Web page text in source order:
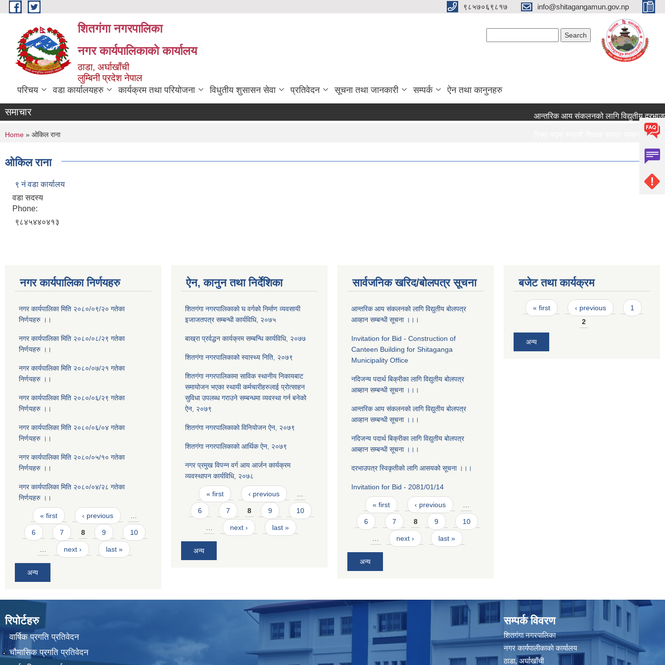
Skip to main content ९८५७०६९८१७ info@shitagangamun.gov.np
शितगंगा नगरपालिका
नगर कार्यपालिकाकाे कार्यालय
ठाडा, अर्घाखाँची
लुम्बिनी प्रदेश नेपाल
परिचय वडा कार्यालयहरु कार्यक्रम तथा परियोजना विधुतीय शुसासन सेवा प्रतिवेदन सूचना तथा जानकारी सम्पर्क ऐन तथा कानुनहरु
समाचार आन्तरिक आय संकलनको लागि विद्युतीय
रिक्त पदमा स्थायी शिक्षक सरुवा सम्बन्धमा ।।।
रिक्त पदमा स्थायी शिक्षक सरुवा सम्बन्धमा ।।।
You are here
Home » ओकिल राना
ओकिल राना
९ नं वडा कार्यालय
वडा सदस्य
Phone:
९८४५४४०४१३
नगर कार्यपालिका निर्णयहरु
नगर कार्यपालिका मिति २०८०/०९/२० गतेका
निर्णयहरु ।।
नगर कार्यपालिका मिति २०८०/०८/२९ गतेका
निर्णयहरु ।।
नगर कार्यपालिका मिति २०८०/०७/२१ गतेका
निर्णयहरु ।।
नगर कार्यपालिका मिति २०८०/०६/२९ गतेका
निर्णयहरु ।।
नगर कार्यपालिका मिति २०८०/०६/०४ गतेका
निर्णयहरु ।।
नगर कार्यपालिका मिति २०८०/०५/१० गतेका
निर्णयहरु ।।
नगर कार्यपालिका मिति २०८०/०४/२८ गतेका
निर्णयहरु ।।
Pages
« first ‹ previous
6 7 8 9 10
next › last »
अन्य
ऐन, कानुन तथा निर्देशिका
शितगंगा नगरपालिकाकाे घ वर्गकाे निर्माण व्यवसायी
इजाजतपत्र सम्बन्धी कार्यविधि, २०७५
बाख्रा प्रर्वद्धन कार्यक्रम सम्बन्धि कार्यविधि, २०७७
शितगंगा नगरपालिकाको स्वास्थ्य निति, २०७९
शितगंगा नगरपालिकामा साविक स्थानीय निकायबाट
समायोजन भएका स्थायी कर्मचारीहरुलाई प्रोत्साहन
सुविधा उपलब्ध गराउने सम्बन्धमा व्यवस्था गर्न बनेको
ऐन, २०७९
शितगंगा नगरपालिकाकाे विनियोजन ऐन, २०७९
शितगंगा नगरपालिकाकाे आर्थिक ऐन, २०७९
नगर प्रमुख विपन्न वर्ग आय आर्जन कार्यक्रम
व्यवस्थापन कार्यविधि, २०७८
Pages
« first ‹ previous
6 7 8 9 10
next › last »
अन्य
सार्वजनिक खरिद/बोलपत्र सूचना
आन्तरिक आय संकलनको लागि विद्युतीय बोलपत्र
आव्हान सम्बन्धी सूचना ।।।
Invitation for Bid - Construction of
Canteen Building for Shitaganga
Municipality Office
नदिजन्य पदार्थ बिक्रीका लागि विद्युतीय बोलपत्र
आब्हान सम्बन्धी सूचना ।।।
आन्तरिक आय संकलनको लागि विद्युतीय बोलपत्र
आव्हान सम्बन्धी सूचना ।।।
नदिजन्य पदार्थ बिक्रीका लागि विद्युतीय बोलपत्र
आब्हान सम्बन्धी सूचना ।।।
दरभाउपत्र स्विकृतीको लागि आसयको सूचना ।।।
Invitation for Bid - 2081/01/14
Pages
« first ‹ previous
6 7 8 9 10
next › last »
अन्य
बजेट तथा कार्यक्रम
Pages
« first ‹ previous
1
2
अन्य
रिपोर्टहरु
वार्षिक प्रगति प्रतिवेदन
चौमासिक प्रगति प्रतिवेदन
सम्पर्क विवरण
शितगंगा नगरपालिका
नगर कार्यपालीकाकाे कार्यालय
ठाडा, अर्घाखाँची